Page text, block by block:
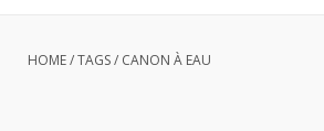
HOME/TAGS/ CANON À EAU